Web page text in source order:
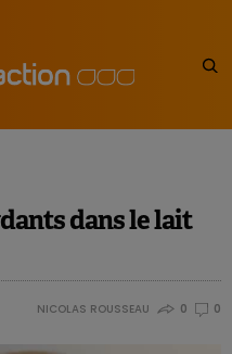
dans le lait
NICOLAS ROUSSEAU 0 0